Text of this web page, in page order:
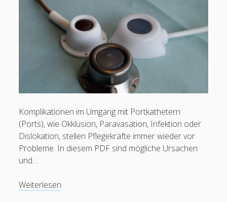
Ihr Name
Ihre E-Mail-Adresse
Komplikationen im Umgang mit Portkathetern
(Ports), wie Okklusion, Paravasation, Infektion oder
Dislokation, stellen Pflegekräfte immer wieder vor
Probleme. In diesem PDF sind mögliche Ursachen
und…
Weiterlesen